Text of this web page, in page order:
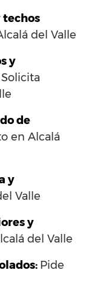
techos
del Valle
y
Solicita
de
en Alcalá
y
Valle
y
del Valle
Pide